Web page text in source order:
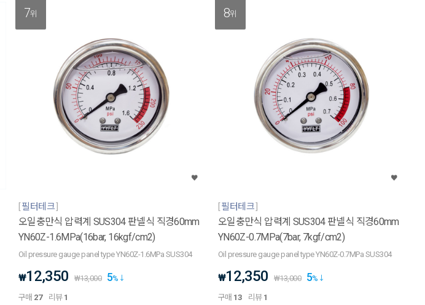
7위
필터테크
오일충만식 압력계 SUS304 판넬식 직경60mm
YN60Z-1.6MPa(16bar, 16kgf/cm2)
Oil pressure gauge panel type YN60Z-1.6MPa SUS304
₩12,350 ₩13,000 5%
구매 27 리뷰 1
8위
필터테크
오일충만식 압력계 SUS304 판넬식 직경60mm
YN60Z-0.7MPa(7bar, 7kgf/cm2)
Oil pressure gauge panel type YN60Z-0.7MPa SUS304
₩12,350 ₩13,000 5%
구매 13 리뷰 1